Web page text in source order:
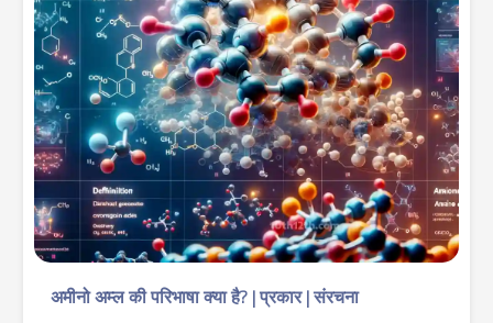
अमीनो अम्ल की परिभाषा क्या है? | प्रकार | संरचना